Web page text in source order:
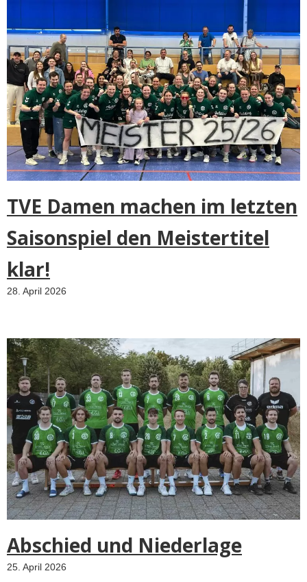
TVE Damen machen im letzten
Saisonspiel den Meistertitel
klar!
28. April 2026
Abschied und Niederlage
25. April 2026